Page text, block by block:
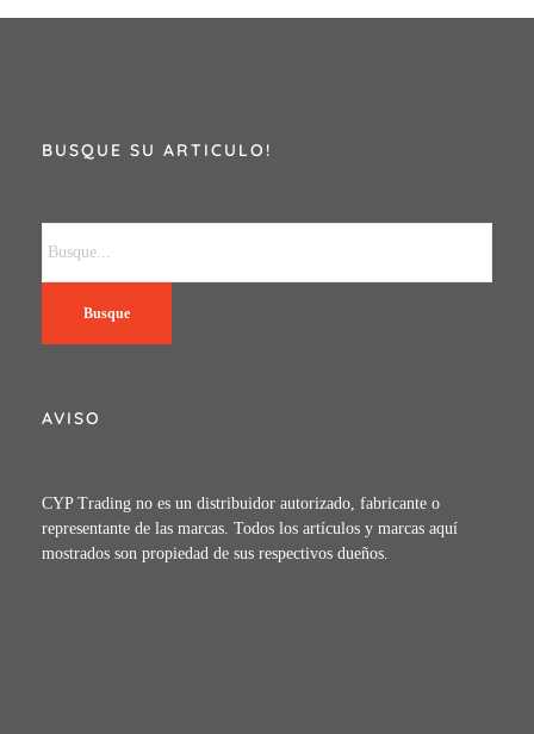
BUSQUE SU ARTICULO!
Busque
AVISO
CYP Trading no es un distribuidor autorizado, fabricante o
representante de las marcas. Todos los artículos y marcas aquí
mostrados son propiedad de sus respectivos dueños.